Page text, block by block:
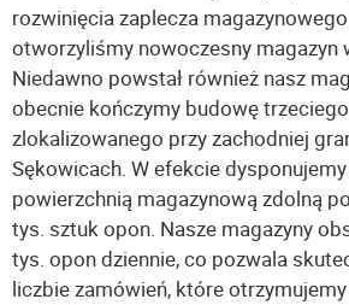
rozwinięcia zaplecza
otworzyliśmy nowoczesny magazyn
Niedawno powstał również nasz
obecnie kończymy budowę
zlokalizowanego przy zachodniej
Sękowicach. W efekcie dysponujemy
powierzchnią magazynową zdolną
tys. sztuk opon. Nasze magazyny
tys. opon dziennie, co pozwala
liczbie zamówień, które